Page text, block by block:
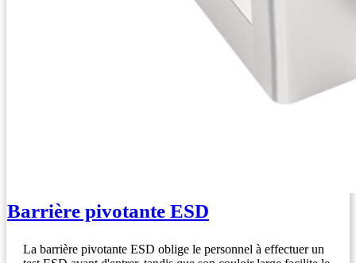
Barrière pivotante ESD
La barrière pivotante ESD oblige le personnel à effectuer un